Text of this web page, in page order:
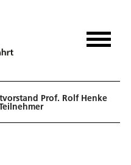
Prof. Rolf Henke